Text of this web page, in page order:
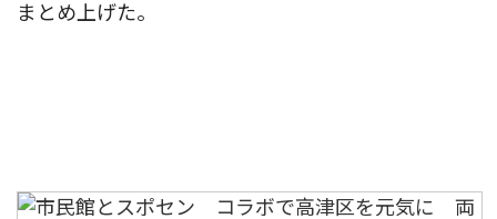
まとめ上げた。